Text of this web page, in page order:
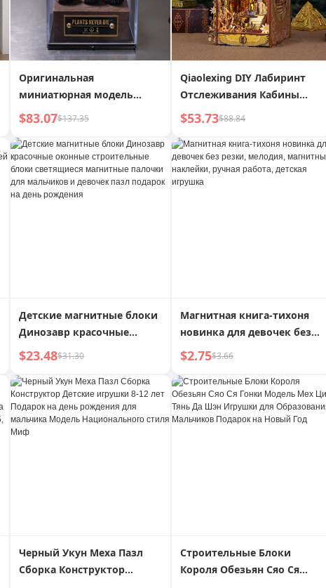
Оригинальная
миниатюрная модель
каудексного растения,
ручной работы из
хлопчатобумажного
шарика
$83.07$137.35
Qiaolexing DIY Лабиринт
Отслеживания Кабины
Креативные Ручная Работа
Взаимосвязанные
Трехмерные Орнаменты
Буккросс Модель День
Рождения Подарок
$53.73$88.84
Детские магнитные блоки
Динозавр красочные
оконные строительные
блоки светящиеся
магнитные палочки для
мальчиков и девочек пазл
подарок на день рождения
$23.48$31.30
Магнитная книга-тихоня
новинка для девочек без
резки, мелодия,
магнитные наклейки,
ручная работа, детская
игрушка
$2.75$3.66
Черный Укун Меха Пазл
Сборка Конструктор
Строительные Блоки
Короля Обезьян Сяо Ся